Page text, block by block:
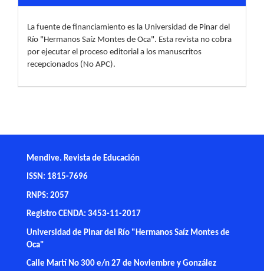
La fuente de financiamiento es la Universidad de Pinar del
Río "Hermanos Saíz Montes de Oca". Esta revista no cobra
por ejecutar el proceso editorial a los manuscritos
recepcionados (No APC).
Mendive. Revista de Educación
ISSN: 1815-7696
RNPS: 2057
Registro CENDA: 3453-11-2017
Universidad de Pinar del Río "Hermanos Saíz Montes de
Oca"
Calle Martí No 300 e/n 27 de Noviembre y González